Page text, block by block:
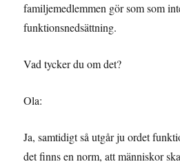
familjemedlemmen gör som som
funktionsnedsättning.
Vad tycker du om det?
Ola:
Ja, samtidigt så utgår ju ordet
det finns en norm, att människor